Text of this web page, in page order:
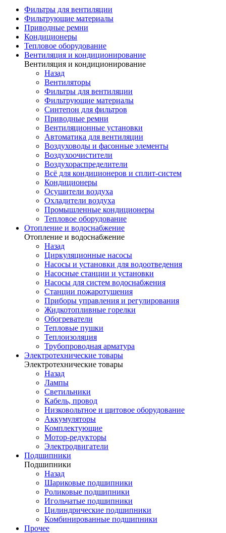
Фильтры для вентиляции
Фильтрующие материалы
Приводные ремни
Кондиционеры
Тепловое оборудование
Вентиляция и кондиционирование
Вентиляция и кондиционирование
Назад
Вентиляторы
Фильтры для вентиляции
Фильтрующие материалы
Синтепон для фильтров
Приводные ремни
Вентиляционные установки
Автоматика для вентиляции
Воздуховоды и фасонные элементы
Воздухоочистители
Воздухораспределители
Всё для кондиционеров и сплит-систем
Кондиционеры
Осушители воздуха
Охладители воздуха
Промышленные кондиционеры
Тепловое оборудование
Отопление и водоснабжение
Отопление и водоснабжение
Назад
Циркуляционные насосы
Насосы и установки для водоотведения
Насосные станции и установки
Насосы для систем водоснабжения
Станции пожаротушения
Приборы управления и регулирования
Жидкотопливные горелки
Обогреватели
Тепловые пушки
Теплоизоляция
Трубопроводная арматура
Электротехнические товары
Электротехнические товары
Назад
Лампы
Светильники
Кабель, провод
Низковольтное и щитовое оборудование
Аккумуляторы
Комплектующие
Мотор-редукторы
Электродвигатели
Подшипники
Подшипники
Назад
Шариковые подшипники
Роликовые подшипники
Игольчатые подшипники
Цилиндрические подшипники
Комбинированные подшипники
Прочее